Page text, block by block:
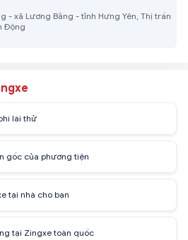
- xã Lương Bằng - tỉnh Hưng Yên, Thị trấn
Động
lái thử
gốc của phương tiện
tại nhà cho bạn
tại Zingxe toàn quốc